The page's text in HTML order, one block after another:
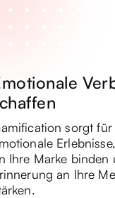
sorgt für
Ihre Marke binden
an Ihre